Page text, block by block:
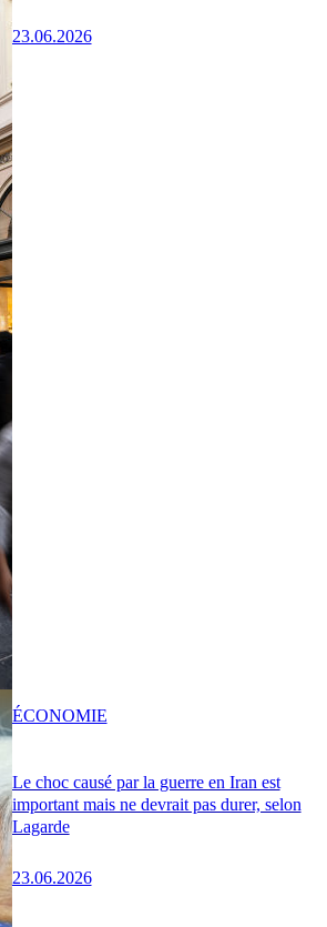
23.06.2026
Le choc causé par la guerre en Iran est
important mais ne devrait pas durer, selon
Lagarde
23.06.2026
ÉCONOMIE